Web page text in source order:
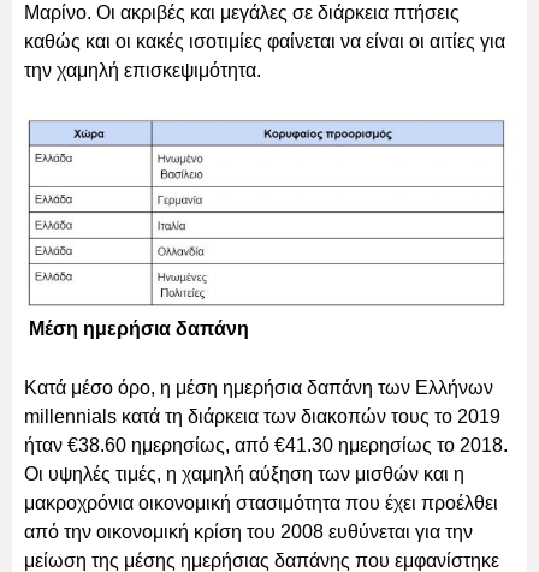
Μαρίνο. Οι ακριβές και μεγάλες σε διάρκεια πτήσεις
καθώς και οι κακές ισοτιμίες φαίνεται να είναι οι αιτίες για
την χαμηλή επισκεψιμότητα.
Μέση ημερήσια δαπάνη
Κατά μέσο όρο, η μέση ημερήσια δαπάνη των Ελλήνων
millennials κατά τη διάρκεια των διακοπών τους το 2019
ήταν €38.60 ημερησίως, από €41.30 ημερησίως το 2018.
Οι υψηλές τιμές, η χαμηλή αύξηση των μισθών και η
μακροχρόνια οικονομική στασιμότητα που έχει προέλθει
από την οικονομική κρίση του 2008 ευθύνεται για την
μείωση της μέσης ημερήσιας δαπάνης που εμφανίστηκε